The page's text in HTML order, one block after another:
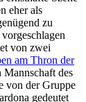
eher als
zu
von zwei
am Thron der
Mannschaft des
von der Gruppe
gedeutet